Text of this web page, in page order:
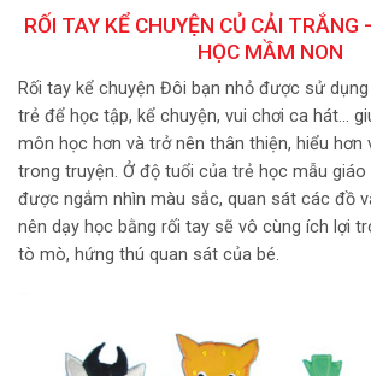
RỐI TAY KỂ CHUYỆN CỦ CẢI TRẮNG
HỌC MẦM NON
Rối tay kể chuyện Đôi bạn nhỏ được sử
trẻ để học tập, kể chuyện, vui chơi ca hát…
môn học hơn và trở nên thân thiện, hiểu hơn
trong truyện. Ở độ tuổi của trẻ học mẫu
được ngắm nhìn màu sắc, quan sát các đồ
nên dạy học bằng rối tay sẽ vô cùng ích lợi
tò mò, hứng thú quan sát của bé.